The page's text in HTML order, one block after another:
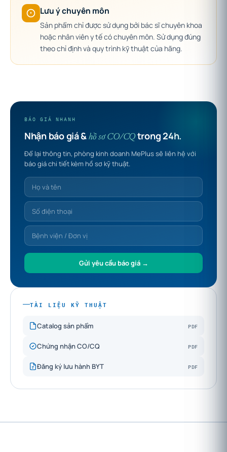
Lưu ý chuyên môn
Sản phẩm chỉ được sử dụng bởi bác sĩ chuyên khoa
hoặc nhân viên y tế có chuyên môn. Sử dụng đúng
theo chỉ định và quy trình kỹ thuật của hãng.
BÁO GIÁ NHANH
Nhận báo giá & hồ sơ CO/CQtrong 24h.
Để lại thông tin, phòng kinh doanh MePlus sẽ liên hệ với
báo giá chi tiết kèm hồ sơ kỹ thuật.
Gửi yêu cầu báo giá →
TÀI LIỆU KỸ THUẬT
Catalog sản phẩm PDF
Chứng nhận CO/CQ PDF
Đăng ký lưu hành BYT PDF